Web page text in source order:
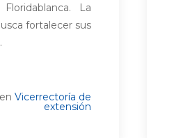
La
fortalecer sus
Vicerrectoría de
extensión